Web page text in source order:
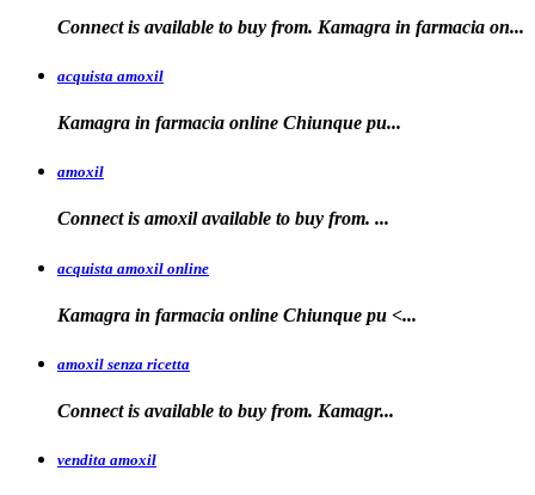
Connect is available to buy from. Kamagra in farmacia on...
acquista amoxil
Kamagra in farmacia online Chiunque pu...
amoxil
Connect is amoxilavailable to buy from. ...
acquista amoxil online
Kamagra in farmacia online Chiunque pu <...
amoxil senza ricetta
Connect is available to buy from. Kamagr...
vendita amoxil